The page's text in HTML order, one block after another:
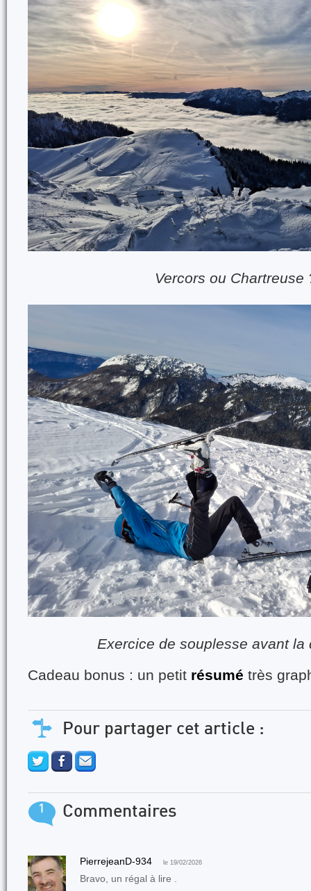
Vercors ou Chartreuse
Exercice de souplesse avant
Cadeau bonus : un petit résumé très
Pour partager cet article :
1 Commentaires
PierrejeanD-934 le 19/02/2026
Bravo, un régal à lire .